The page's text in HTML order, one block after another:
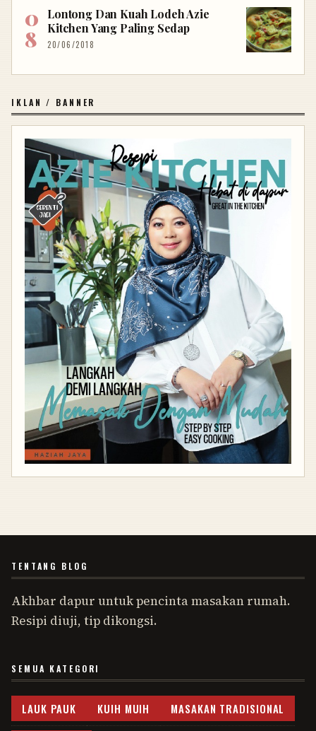
Lontong Dan Kuah Lodeh Azie
Kitchen Yang Paling Sedap
20/06/2018
IKLAN / BANNER
TENTANG BLOG
Akhbar dapur untuk pencinta masakan rumah.
Resipi diuji, tip dikongsi.
SEMUA KATEGORI
LAUK PAUK KUIH MUIH MASAKAN TRADISIONAL